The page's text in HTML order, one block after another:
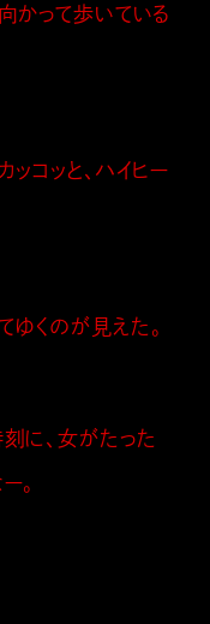
かって歩いている
コッと、ハイヒー
くのが見えた。
に、女がたった
。